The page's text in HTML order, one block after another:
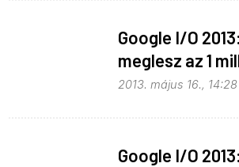
Google I/O
meglesz az 1
2013. május 16., 14:28
Google I/O